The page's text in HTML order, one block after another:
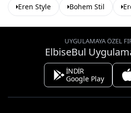
Eren Style Bohem Stil
UYGULAMAYA ÖZEL
ElbiseBul
İNDİR
Google Play